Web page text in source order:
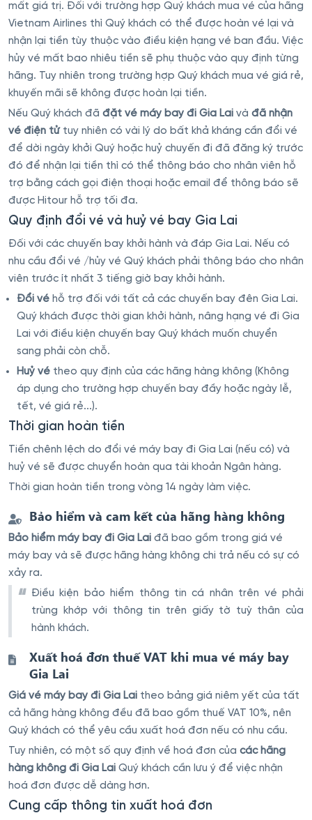
mất giá trị. Đối với trường hợp Quý khách mua vé của hãng
Vietnam Airlines thì Quý khách có thể được hoàn vé lại và
nhận lại tiền tùy thuộc vào điều kiện hạng vé ban đầu. Việc
hủy vé mất bao nhiêu tiền sẽ phụ thuộc vào quy định từng
hãng. Tuy nhiên trong trường hợp Quý khách mua vé giá rẻ,
khuyến mãi sẽ không được hoàn lại tiền.
Nếu Quý khách đã đặt vé máy bay đi Gia Lai và đã nhận
vé điện tửtuy nhiên có vài lý do bất khả kháng cần đổi vé
để dời ngày khởi Quý hoặc huỷ chuyến đi đã đăng ký trước
đó để nhận lại tiền thì có thể thông báo cho nhân viên hỗ
trợ bằng cách gọi điện thoại hoặc email để thông báo sẽ
được Hitour hỗ trợ tối đa.
Quy định đổi vé và huỷ vé bay Gia Lai
Đối với các chuyến bay khởi hành và đáp Gia Lai. Nếu có
nhu cầu đổi vé /hủy vé Quý khách phải thông báo cho nhân
viên trước ít nhất 3 tiếng giờ bay khởi hành.
Đổi vé hỗ trợ đối với tất cả các chuyến bay đên Gia Lai.
Quý khách được thời gian khởi hành, nâng hạng vé đi Gia
Lai với điều kiện chuyến bay Quý khách muốn chuyển
sang phải còn chỗ.
Huỷ vé theo quy định của các hãng hàng không (Không
áp dụng cho trường hợp chuyến bay đầy hoặc ngày lễ,
tết, vé giá rẻ...).
Thời gian hoàn tiền
Tiền chênh lệch do đổi vé máy bay đi Gia Lai (nếu có) và
huỷ vé sẽ được chuyển hoàn qua tài khoản Ngân hàng.
Thời gian hoàn tiền trong vòng 14 ngày làm việc.
Bảo hiểm và cam kết của hãng hàng không
Bảo hiểm máy bay đi Gia Lai đã bao gồm trong giá vé
máy bay và sẽ được hãng hàng không chi trả nếu có sự có
xảy ra.
Điều kiện bảo hiểm thông tin cá nhân trên vé phải
trùng khớp với thông tin trên giấy tờ tuỳ thân của
hành khách.
Xuất hoá đơn thuế VAT khi mua vé máy bay
Gia Lai
Giá vé máy bay đi Gia Lai theo bảng giá niêm yết của tất
cả hãng hàng không đều đã bao gồm thuế VAT 10%, nên
Quý khách có thể yêu cầu xuất hoá đơn nếu có nhu cầu.
Tuy nhiên, có một số quy định về hoá đơn của các hãng
hàng không đi Gia Lai Quý khách cần lưu ý để việc nhận
hoá đơn được dễ dàng hơn.
Cung cấp thông tin xuất hoá đơn